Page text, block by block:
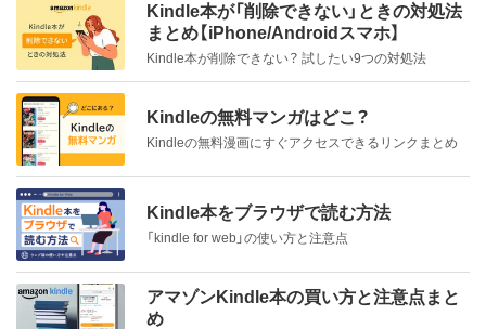
Kindle本が「削除できない」ときの対処法
まとめ【iPhone/Androidスマホ】
Kindle本が削除できない？ 試したい9つの対処法
Kindleの無料マンガはどこ？
Kindleの無料漫画にすぐアクセスできるリンクまとめ
Kindle本をブラウザで読む方法
「kindle for web」の使い方と注意点
アマゾンKindle本の買い方と注意点まと
め